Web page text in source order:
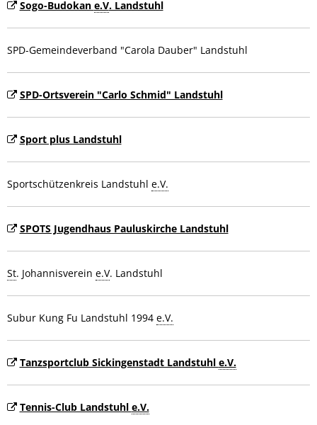
Sogo-Budokan e.V. Landstuhl
SPD-Gemeindeverband "Carola Dauber" Landstuhl
SPD-Ortsverein "Carlo Schmid" Landstuhl
Sport plus Landstuhl
Sportschützenkreis Landstuhl e.V.
SPOTS Jugendhaus Pauluskirche Landstuhl
St. Johannisverein e.V. Landstuhl
Subur Kung Fu Landstuhl 1994 e.V.
Tanzsportclub Sickingenstadt Landstuhl e.V.
Tennis-Club Landstuhl e.V.